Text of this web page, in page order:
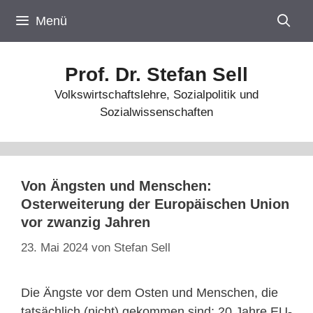
Inhalt
springen
Menü
Prof. Dr. Stefan Sell
Volkswirtschaftslehre, Sozialpolitik und
Sozialwissenschaften
Von Ängsten und Menschen:
Osterweiterung der Europäischen Union
vor zwanzig Jahren
23. Mai 2024 von Stefan Sell
Die Ängste vor dem Osten und Menschen, die